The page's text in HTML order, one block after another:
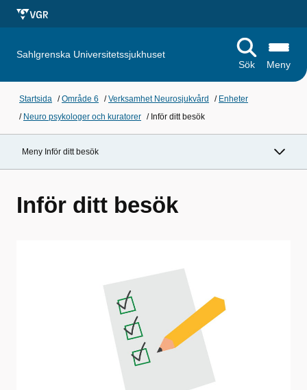
Sahlgrenska Universitetssjukhuset
Sök
Meny
Startsida /Område 6 /Verksamhet Neurosjukvård / Enheter
/ Neuro psykologer och kuratorer / Inför ditt besök
Meny Inför ditt besök
Inför ditt besök